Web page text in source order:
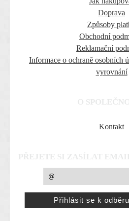
Doprava
Způsoby
Obchodní
Reklamační
Informace o ochraně osobních
vyrovnání
Kontakt